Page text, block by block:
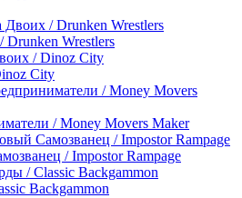
Wrestlers
City
/ Money Movers Maker
/ Impostor Rampage
Backgammon